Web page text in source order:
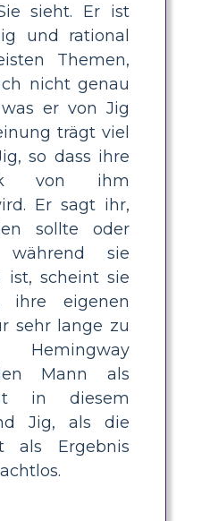
sieht. Er ist
und rational
Themen,
nicht genau
er von Jig
trägt viel
so dass ihre
von ihm
Er sagt ihr,
sollte oder
sie
ist, scheint sie
ihre eigenen
sehr lange zu
Hemingway
Mann als
in diesem
Jig, als die
als Ergebnis